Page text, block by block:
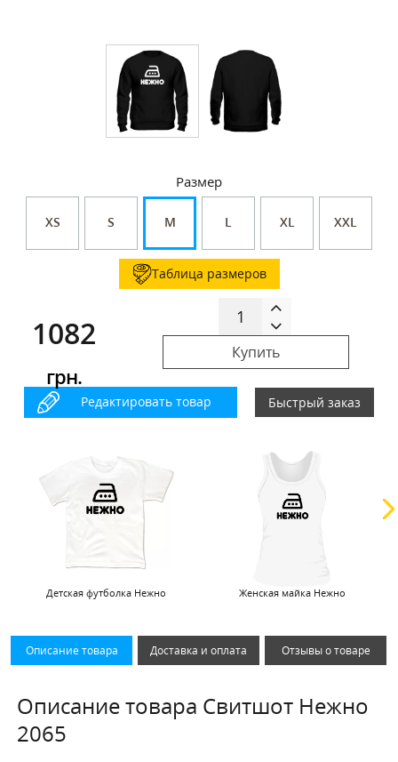
Размер
XS S M L XL XXL
Таблица размеров
1082
грн.
Купить
Редактировать товар Быстрый заказ
Детская футболка Нежно Женская майка Нежно
Описание товара Доставка и оплата Отзывы о товаре
Описание товара Свитшот Нежно
2065